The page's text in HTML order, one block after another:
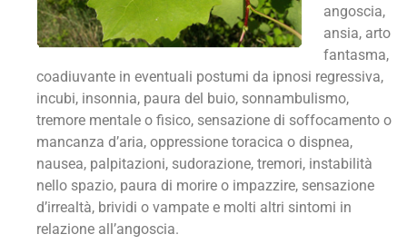
angoscia,
ansia, arto
fantasma,
coadiuvante in eventuali postumi da ipnosi regressiva,
incubi, insonnia, paura del buio, sonnambulismo,
tremore mentale o fisico, sensazione di soffocamento o
mancanza d’aria, oppressione toracica o dispnea,
nausea, palpitazioni, sudorazione, tremori, instabilità
nello spazio, paura di morire o impazzire, sensazione
d’irrealtà, brividi o vampate e molti altri sintomi in
relazione all’angoscia.